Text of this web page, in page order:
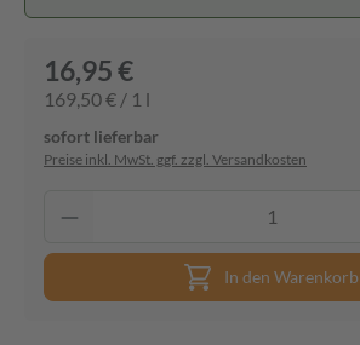
16,95 €
169,50 € / 1 l
sofort lieferbar
Preise inkl. MwSt. ggf. zzgl. Versandkosten
In den Warenkorb